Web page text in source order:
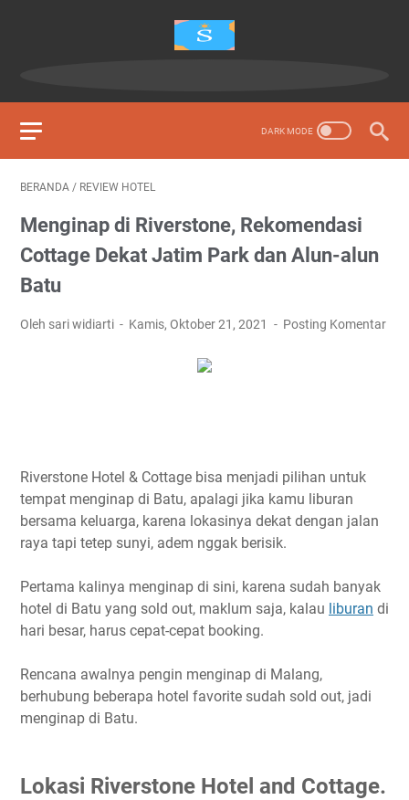
BERANDA / REVIEW HOTEL
Menginap di Riverstone, Rekomendasi
Cottage Dekat Jatim Park dan Alun-alun
Batu
Oleh sari widiarti Kamis, Oktober 21, 2021 Posting Komentar
Riverstone Hotel & Cottage bisa menjadi pilihan untuk
tempat menginap di Batu, apalagi jika kamu liburan
bersama keluarga, karena lokasinya dekat dengan jalan
raya tapi tetep sunyi, adem nggak berisik.
Pertama kalinya menginap di sini, karena sudah banyak
hotel di Batu yang sold out, maklum saja, kalau liburan di
hari besar, harus cepat-cepat booking.
Rencana awalnya pengin menginap di Malang,
berhubung beberapa hotel favorite sudah sold out, jadi
menginap di Batu.
Lokasi Riverstone Hotel and Cottage.